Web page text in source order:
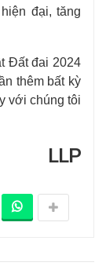
đại, tăng
Đất đai 2024
thêm bất kỳ
với chúng tôi
LLP